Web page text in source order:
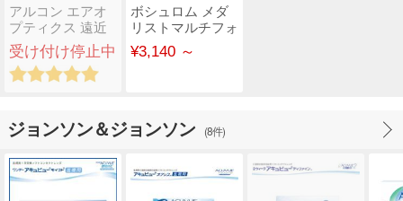
アルコン エアオ
プティクス 遠近
両用 マルチフォ
ーカ..
受け付け停止中
ボシュロム メダ
リストマルチフォ
ーカル 遠近両用
¥3,140 ～
ジョンソン＆ジョンソン (8件)